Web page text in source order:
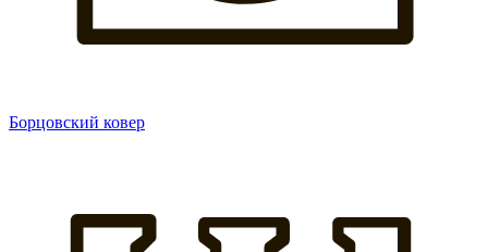
Борцовский ковер